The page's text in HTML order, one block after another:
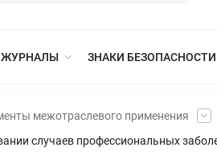
ЖУРНАЛЫ ЗНАКИ БЕЗОПАСНОСТИ
межотраслевого применения
случаев профессиональных